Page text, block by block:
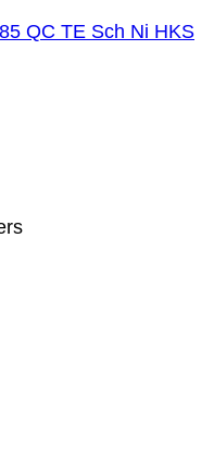
QC TE Sch Ni HKS